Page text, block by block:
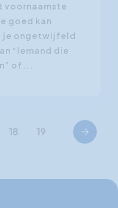
voornaamste
goed kan
je ongetwijfeld
“Iemand die
of...
18 19 Volgende